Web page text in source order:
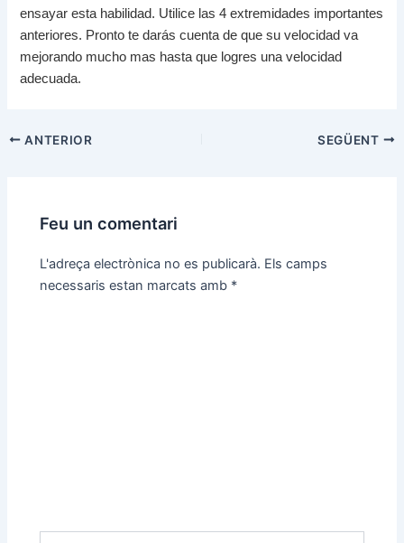
ensayar esta habilidad. Utilice las 4 extremidades importantes
anteriores. Pronto te darás cuenta de que su velocidad va
mejorando mucho mas hasta que logres una velocidad
adecuada.
Navegació
ANTERIOR SEGÜENT
Feu un comentari
L'adreça electrònica no es publicarà. Els camps
necessaris estan marcats amb *